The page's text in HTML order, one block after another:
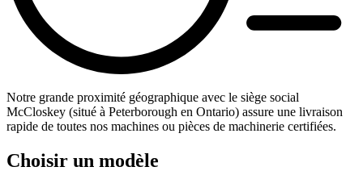
Notre grande proximité géographique avec le siège social
McCloskey (situé à Peterborough en Ontario) assure une livraison
rapide de toutes nos machines ou pièces de machinerie certifiées.
Choisir un modèle